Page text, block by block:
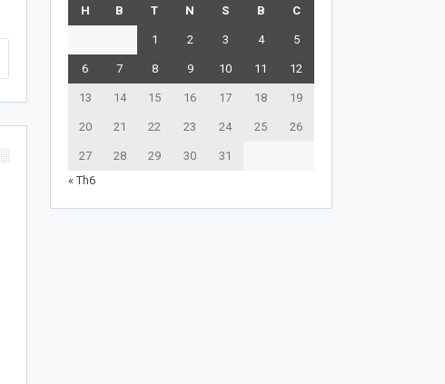
H B T N S B C
1 2 3 4 5
6 7 8 9 10 11 12
13 14 15 16 17 18 19
20 21 22 23 24 25 26
27 28 29 30
31
« Th6